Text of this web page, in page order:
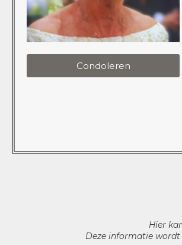
Condoleren
Hier
Deze informatie